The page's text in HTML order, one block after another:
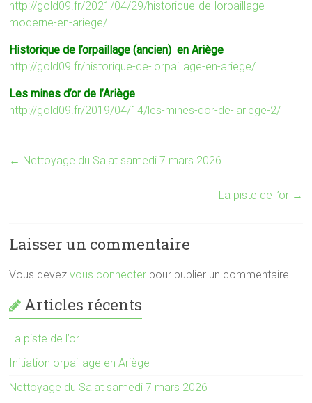
http://gold09.fr/2021/04/29/historique-de-lorpaillage-
moderne-en-ariege/
Historique de l’orpaillage (ancien) en Ariège
http://gold09.fr/historique-de-lorpaillage-en-ariege/
Les mines d’or de l’Ariège
http://gold09.fr/2019/04/14/les-mines-dor-de-lariege-2/
← Nettoyage du Salat samedi 7 mars 2026
La piste de l’or →
Laisser un commentaire
Vous devezvous connecter pour publier un commentaire.
Articles récents
La piste de l’or
Initiation orpaillage en Ariège
Nettoyage du Salat samedi 7 mars 2026